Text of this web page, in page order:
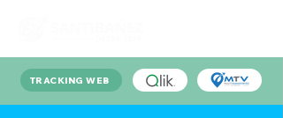
TRACKING WEB